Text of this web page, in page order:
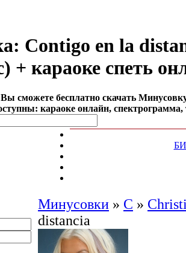
Contigo en la
+ караоке спеть
Вы сможете бесплатно cкачать
караоке онлайн,
Минусовки » C »
distancia